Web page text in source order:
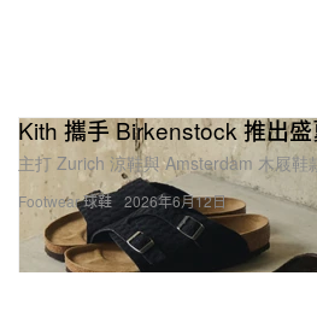
Footwear 球鞋
Kith 攜手 Birkenstock 推出
主打 Zurich 涼鞋與 Amsterdam 木屐鞋
2026年6月12日